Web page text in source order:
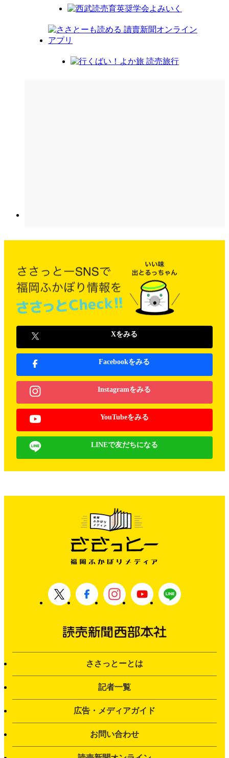
Xをみる
Facebookをみる
Instagramをみる
YouTubeをみる
LINEで友だちになる
ささっとーとは
記者一覧
広告・メディアガイド
お問い合わせ